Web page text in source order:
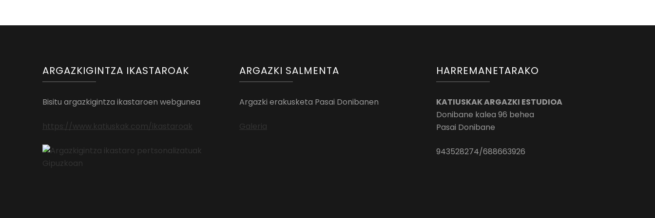
ARGAZKIGINTZA IKASTAROAK
Bisitu argazkigintza ikastaroen webgunea
https://www.katiuskak.com/ikastaroak
ARGAZKI SALMENTA
Argazki erakusketa Pasai Donibanen
Galeria
HARREMANETARAKO
KATIUSKAK ARGAZKI ESTUDIOA
Donibane kalea 96 behea
Pasai Donibane
943528274/688663926